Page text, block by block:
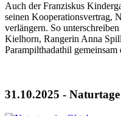
Auch der Franziskus
seinen Kooperationsvertrag,
verlängern. So
Kielhorn, Rangerin Anna
Parampilthadathil gemeinsam
31.10.2025 -